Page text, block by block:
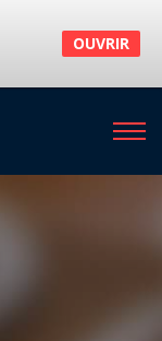
OUVRIR